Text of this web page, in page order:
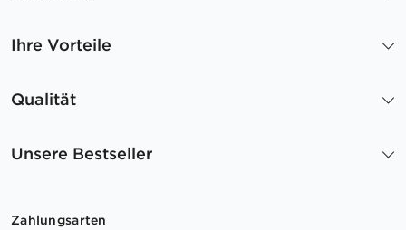
Ihre Vorteile
Qualität
Unsere Bestseller
Zahlungsarten